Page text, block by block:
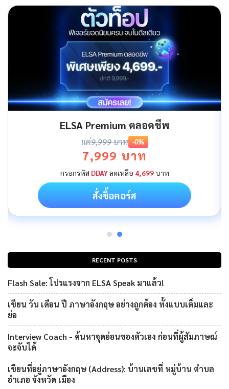
RECENT POSTS
Flash Sale: โปรแรงจาก ELSA Speak มาแล้ว!
เขียน วัน เดือน ปี ภาษาอังกฤษ อย่างถูกต้อง ทั้งแบบเต็มและ
ย่อ
Interview Coach - ค้นหาจุดอ่อนของตัวเอง ก่อนที่ผู้สัมภาษณ์
จะจับได้
เขียนที่อยู่ภาษาอังกฤษ (Address): บ้านเลขที่ หมู่บ้าน ตำบล
อำเภอ จังหวัด เมือง
ELSA Premium ตลอดชีพ
แค่9,999 บาท -0%
7,999 บาท
กรอกรหัส DDAYลดเหลือ 4,699บาท
สั่งซื้อคอร์ส